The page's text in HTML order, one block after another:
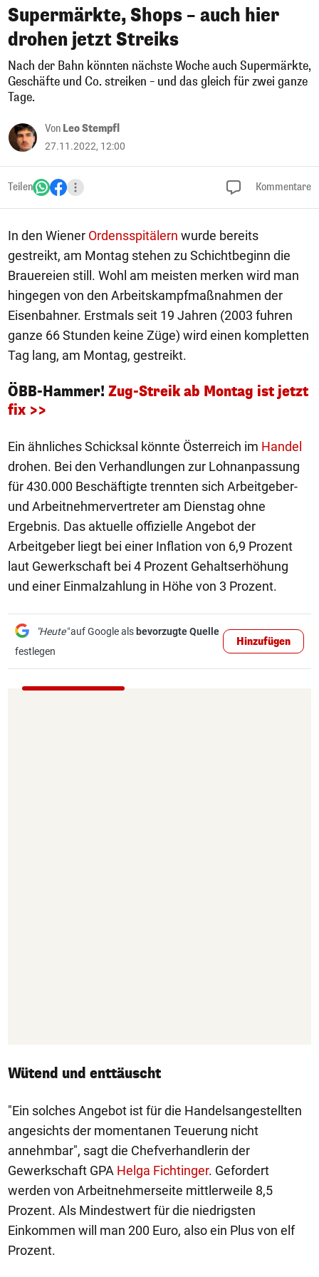
Supermärkte, Shops – auch hier
drohen jetzt Streiks
Nach der Bahn könnten nächste Woche auch Supermärkte,
Geschäfte und Co. streiken – und das gleich für zwei ganze
Tage.
Von Leo Stempfl
27.11.2022, 12:00
Teilen Kommentare
In den Wiener Ordensspitälern wurde bereits
gestreikt, am Montag stehen zu Schichtbeginn die
Brauereien still. Wohl am meisten merken wird man
hingegen von den Arbeitskampfmaßnahmen der
Eisenbahner. Erstmals seit 19 Jahren (2003 fuhren
ganze 66 Stunden keine Züge) wird einen kompletten
Tag lang, am Montag, gestreikt.
ÖBB-Hammer! Zug-Streik ab Montag ist jetzt
fix >>
Ein ähnliches Schicksal könnte Österreich im Handel
drohen. Bei den Verhandlungen zur Lohnanpassung
für 430.000 Beschäftigte trennten sich Arbeitgeber-
und Arbeitnehmervertreter am Dienstag ohne
Ergebnis. Das aktuelle offizielle Angebot der
Arbeitgeber liegt bei einer Inflation von 6,9 Prozent
laut Gewerkschaft bei 4 Prozent Gehaltserhöhung
und einer Einmalzahlung in Höhe von 3 Prozent.
"Heute"auf Google als bevorzugte Quelle
festlegen
Hinzufügen
Wütend und enttäuscht
"Ein solches Angebot ist für die Handelsangestellten
angesichts der momentanen Teuerung nicht
annehmbar", sagt die Chefverhandlerin der
Gewerkschaft GPA Helga Fichtinger. Gefordert
werden von Arbeitnehmerseite mittlerweile 8,5
Prozent. Als Mindestwert für die niedrigsten
Einkommen will man 200 Euro, also ein Plus von elf
Prozent.